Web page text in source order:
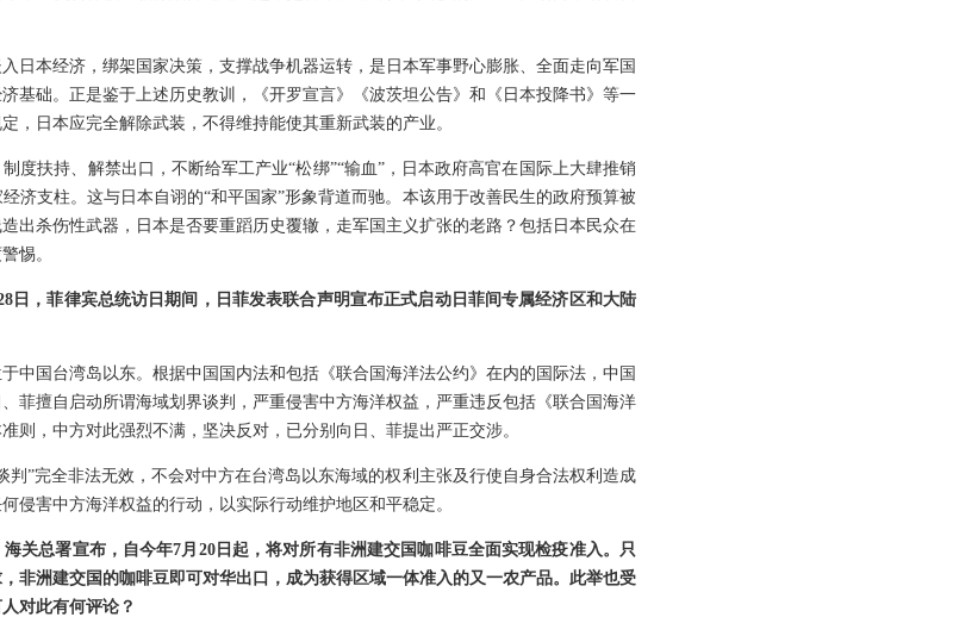
日本经济，绑架国家决策，支撑战争机器运转，是日本军事野心膨胀、全面走向军国
基础。正是鉴于上述历史教训，《开罗宣言》《波茨坦公告》和《日本投降书》等一
，日本应完全解除武装，不得维持能使其重新武装的产业。
度扶持、解禁出口，不断给军工产业“松绑”“输血”，日本政府高官在国际上大肆推销
济支柱。这与日本自诩的“和平国家”形象背道而驰。本该用于改善民生的政府预算被
出杀伤性武器，日本是否要重蹈历史覆辙，走军国主义扩张的老路？包括日本民众在
惕。
日，菲律宾总统访日期间，日菲发表联合声明宣布正式启动日菲间专属经济区和大陆
中国台湾岛以东。根据中国国内法和包括《联合国海洋法公约》在内的国际法，中国
菲擅自启动所谓海域划界谈判，严重侵害中方海洋权益，严重违反包括《联合国海洋
则，中方对此强烈不满，坚决反对，已分别向日、菲提出严正交涉。
判”完全非法无效，不会对中方在台湾岛以东海域的权利主张及行使自身合法权利造成
侵害中方海洋权益的行动，以实际行动维护地区和平稳定。
海关总署宣布，自今年7月20日起，将对所有非洲建交国咖啡豆全面实现检疫准入。只
非洲建交国的咖啡豆即可对华出口，成为获得区域一体准入的又一农产品。此举也受
对此有何评论？